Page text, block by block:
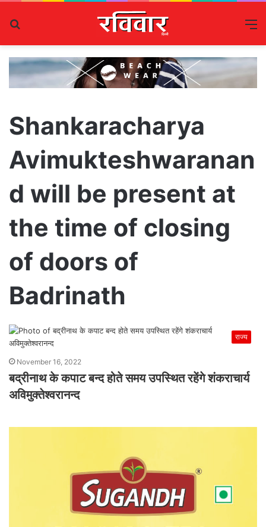
Shankaracharya
Avimukteshwaranan
d will be present at
the time of closing
of doors of
Badrinath
राज्य
November 16, 2022
बद्रीनाथ के कपाट बन्द होते समय उपस्थित रहेंगे शंकराचार्य
अविमुक्तेश्वरानन्द